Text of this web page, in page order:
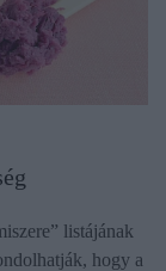
listájának
hogy a